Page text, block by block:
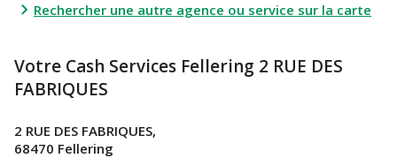
Rechercher une autre agence ou service sur la carte
Votre Cash Services Fellering 2 RUE DES
FABRIQUES
2 RUE DES FABRIQUES,
68470 Fellering